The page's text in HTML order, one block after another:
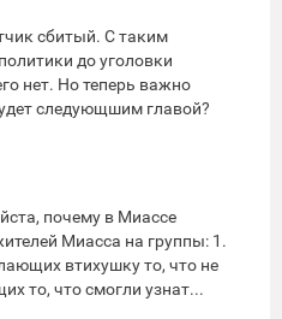
сбитый. С таким
до уголовки
нет. Но теперь важно
следующшим главой?
почему в Миассе
Миасса на группы: 1.
втихушку то, что не
то, что смогли узнат...